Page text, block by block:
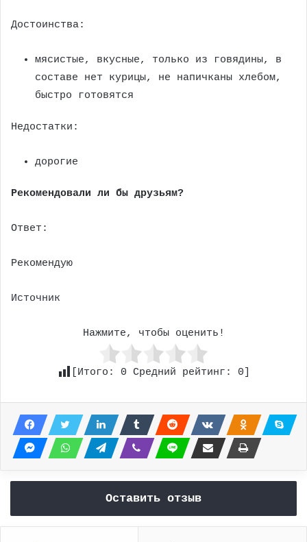
Достоинства:
мясистые, вкусные, только из говядины, в
составе нет курицы, не напичканы хлебом,
быстро готовятся
Недостатки:
дорогие
Рекомендовали ли бы друзьям?
Ответ:
Рекомендую
Источник
Нажмите, чтобы оценить!
[Итого: 0 Средний рейтинг: 0
Оставить отзыв